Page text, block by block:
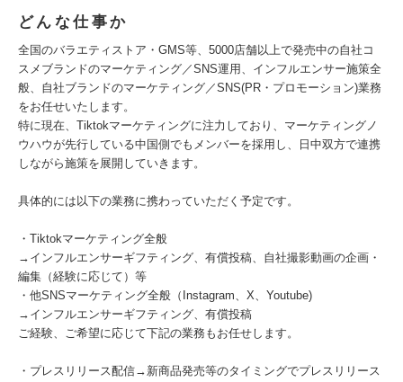
どんな仕事か
全国のバラエティストア・GMS等、5000店舗以上で発売中の自社コ
スメブランドのマーケティング／SNS運用、インフルエンサー施策全
般、自社ブランドのマーケティング／SNS(PR・プロモーション)業務
をお任せいたします。
特に現在、Tiktokマーケティングに注力しており、マーケティングノ
ウハウが先行している中国側でもメンバーを採用し、日中双方で連携
しながら施策を展開していきます。
具体的には以下の業務に携わっていただく予定です。
・Tiktokマーケティング全般
→インフルエンサーギフティング、有償投稿、自社撮影動画の企画・
編集（経験に応じて）等
・他SNSマーケティング全般（Instagram、X、Youtube)
→インフルエンサーギフティング、有償投稿
ご経験、ご希望に応じて下記の業務もお任せします。
・プレスリリース配信→新商品発売等のタイミングでプレスリリース